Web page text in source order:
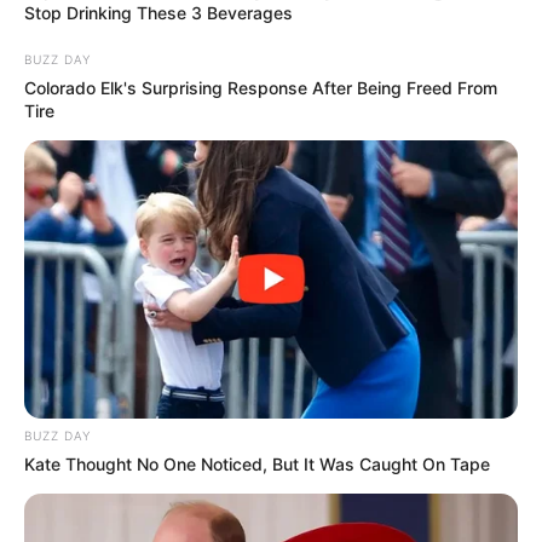
Profesi: Penyanyi
Hobi: Memasak, makan dan belanja
Weibo:
硬糖少女303-刘些宁
Instagram:@sally_lxning
FaktaMenarik
Motto Sally: Hidupku… .berkelahi! Hiduplah sambil tersenyum
Suka membuat semua orang tertawa dengan bercanda
Bisa membuat lesung pipit yang terlihat seperti kumis kucing.
Berbicara bahasa Cina dan Korea.
Mantan model CF di Cina.
Muncul di MV VIXXChained Up.
Berperan dalam drama Cina
Stop Drinking These 3 Beverages
BUZZ DAY
Colorado Elk's Surprising Response After Being Freed From
Tire
BUZZ DAY
Kate Thought No One Noticed, But It Was Caught On Tape